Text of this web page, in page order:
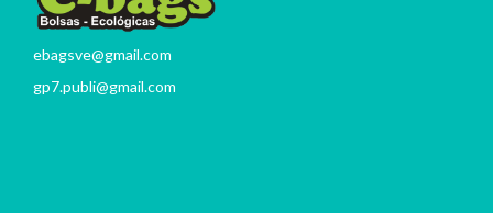
ebagsve@gmail.com
gp7.publi@gmail.com